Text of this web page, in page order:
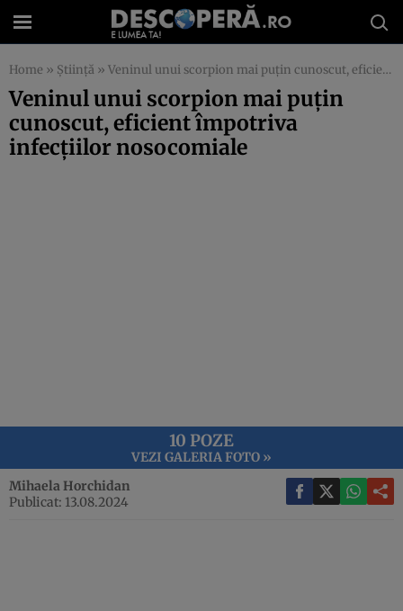
Home » Știință » Veninul unui scorpion mai puțin cunoscut, eficient împotriva infecțiilor nosocomiale
Veninul unui scorpion mai puțin
cunoscut, eficient împotriva
infecțiilor nosocomiale
10 POZE
VEZI GALERIA FOTO »
Mihaela Horchidan
Publicat: 13.08.2024